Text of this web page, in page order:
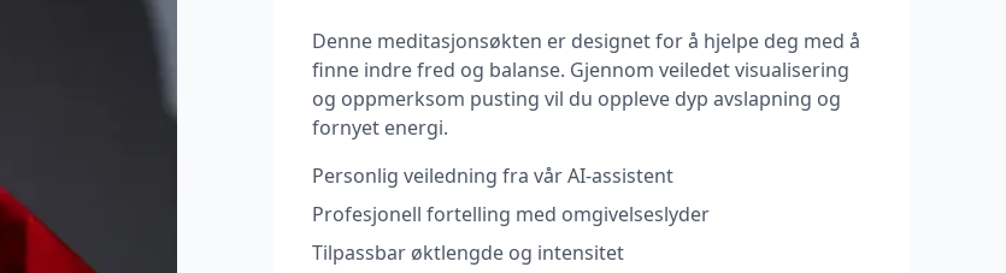
Denne meditasjonsøkten er designet for å hjelpe deg med å
finne indre fred og balanse. Gjennom veiledet visualisering
og oppmerksom pusting vil du oppleve dyp avslapning og
fornyet energi.
Personlig veiledning fra vår AI-assistent
Profesjonell fortelling med omgivelseslyder
Tilpassbar øktlengde og intensitet